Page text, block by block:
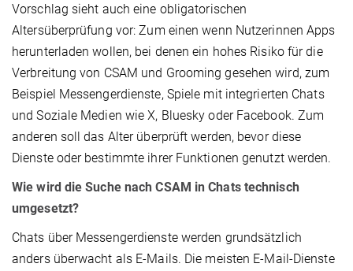
Vorschlag sieht auch eine obligatorischen
Altersüberprüfung vor: Zum einen wenn Nutzerinnen Apps
herunterladen wollen, bei denen ein hohes Risiko für die
Verbreitung von CSAM und Grooming gesehen wird, zum
Beispiel Messengerdienste, Spiele mit integrierten Chats
und Soziale Medien wie X, Bluesky oder Facebook. Zum
anderen soll das Alter überprüft werden, bevor diese
Dienste oder bestimmte ihrer Funktionen genutzt werden.
Wie wird die Suche nach CSAM in Chats technisch
umgesetzt?
Chats über Messengerdienste werden grundsätzlich
anders überwacht als E-Mails. Die meisten E-Mail-Dienste